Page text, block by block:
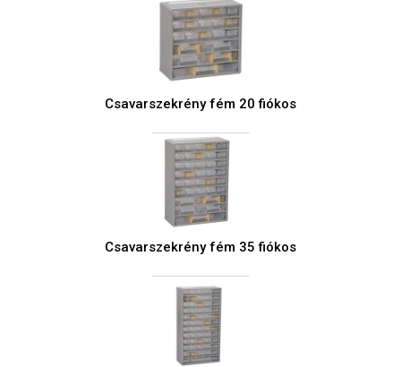
Csavarszekrény fém 20 fiókos
Csavarszekrény fém 35 fiókos